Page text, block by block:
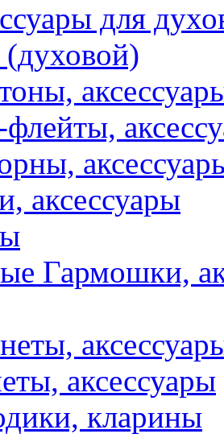
для
аксессуары
Гармошки,
аксессуары
кларины